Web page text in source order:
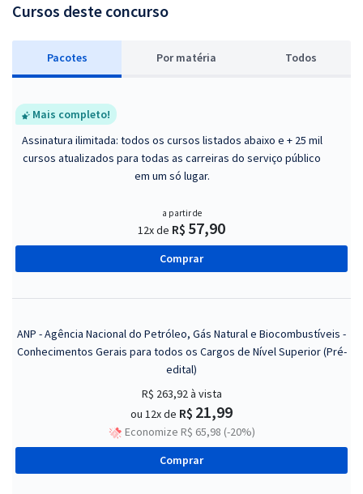
Cursos deste concurso
Pacotes Por matéria Todos
Mais completo!
Assinatura ilimitada: todos os cursos listados abaixo e + 25 mil
cursos atualizados para todas as carreiras do serviço público
em um só lugar.
a partir de
12x de R$ 57,90
Comprar
ANP - Agência Nacional do Petróleo, Gás Natural e Biocombustíveis -
Conhecimentos Gerais para todos os Cargos de Nível Superior (Pré-
edital)
R$ 263,92à vista
ou 12x de R$ 21,99
Economize R$ 65,98 (-20%)
Comprar